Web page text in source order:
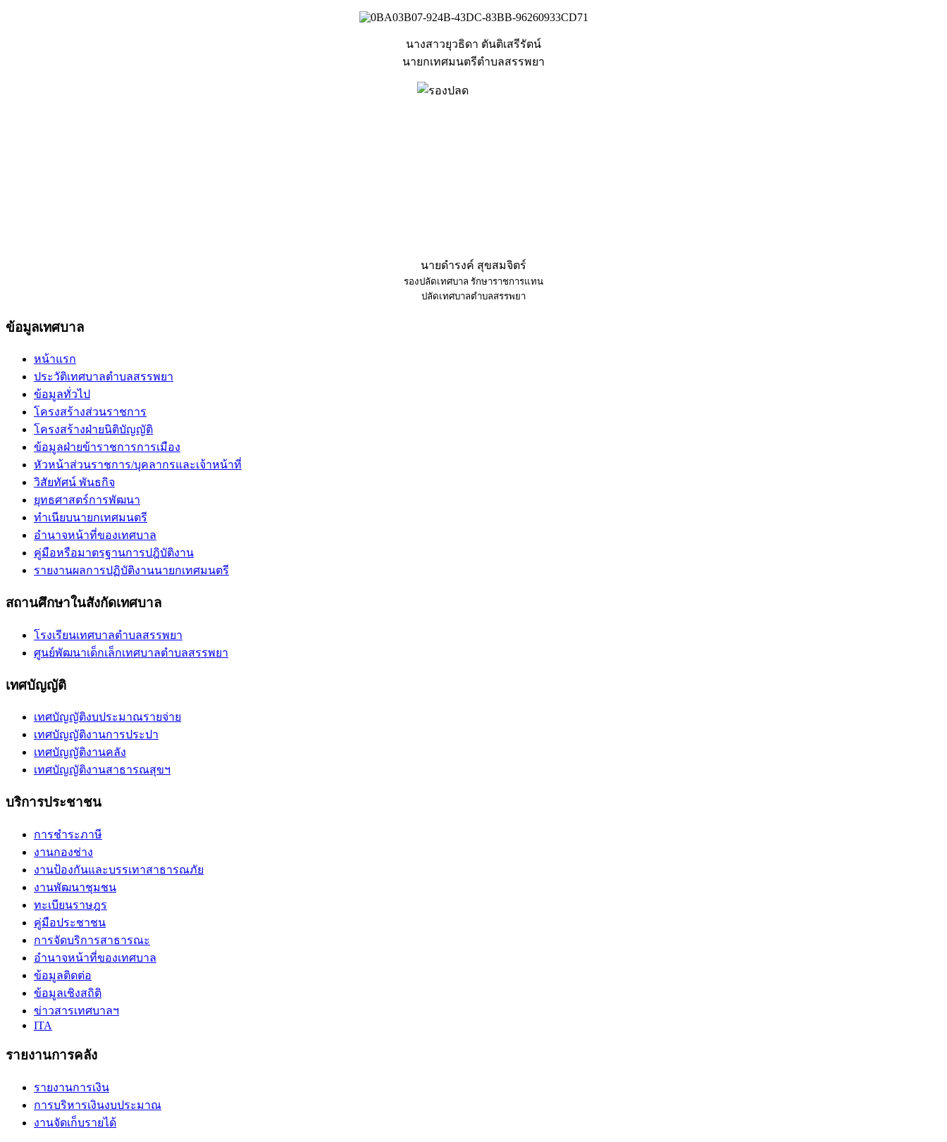
นางสาวยุวธิดา ตันติเสรีรัตน์
นายกเทศมนตรีตำบลสรรพยา
นายดำรงค์ สุขสมจิตร์
รองปลัดเทศบาล รักษาราชการแทน
ปลัดเทศบาลตำบลสรรพยา
ข้อมูลเทศบาล
หน้าแรก
ประวัติเทศบาลตำบลสรรพยา
ข้อมูลทั่วไป
โครงสร้างส่วนราชการ
โครงสร้างฝ่ายนิติบัญญัติ
ข้อมูลฝ่ายข้าราชการการเมือง
หัวหน้าส่วนราชการ/บุคลากรและเจ้าหน้าที่
วิสัยทัศน์ พันธกิจ
ยุทธศาสตร์การพัฒนา
ทำเนียบนายกเทศมนตรี
อำนาจหน้าที่ของเทศบาล
คู่มือหรือมาตรฐานการปฎิบัติงาน
รายงานผลการปฏิบัติงานนายกเทศมนตรี
สถานศึกษาในสังกัดเทศบาล
โรงเรียนเทศบาลตำบลสรรพยา
ศูนย์พัฒนาเด็กเล็กเทศบาลตำบลสรรพยา
เทศบัญญัติ
เทศบัญญัติงบประมาณรายจ่าย
เทศบัญญัติงานการประปา
เทศบัญญัติงานคลัง
เทศบัญญัติงานสาธารณสุขฯ
บริการประชาชน
การชำระภาษี
งานกองช่าง
งานป้องกันและบรรเทาสาธารณภัย
งานพัฒนาชุมชน
ทะเบียนราษฎร
คู่มือประชาชน
การจัดบริการสาธารณะ
อำนาจหน้าที่ของเทศบาล
ข้อมูลติดต่อ
ข้อมูลเชิงสถิติ
ข่าวสารเทศบาลฯ
ITA
รายงานการคลัง
รายงานการเงิน
การบริหารเงินงบประมาณ
งานจัดเก็บรายได้